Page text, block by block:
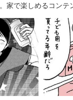
家で楽しめるコンテ